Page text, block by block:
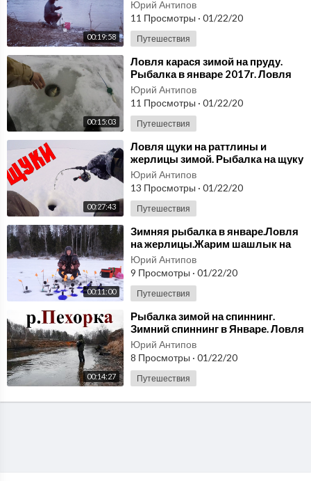
00:19:58
Юрий Антипов
11 Просмотры · 01/22/20
Путешествия
00:15:03
⁣Ловля карася зимой на пруду.
Рыбалка в январе 2017г. Ловля
на мормышку
Юрий Антипов
11 Просмотры · 01/22/20
Путешествия
00:27:43
⁣Ловля щуки на раттлины и
жерлицы зимой. Рыбалка на щуку
в январе 2020
Юрий Антипов
13 Просмотры · 01/22/20
Путешествия
00:11:00
⁣Зимняя рыбалка в январе.Ловля
на жерлицы.Жарим шашлык на
рыбалке.
Юрий Антипов
9 Просмотры · 01/22/20
Путешествия
00:14:27
⁣Рыбалка зимой на спиннинг.
Зимний спиннинг в Январе. Ловля
в Подмосковье на реке Пехорка
2020.
Юрий Антипов
8 Просмотры · 01/22/20
Путешествия